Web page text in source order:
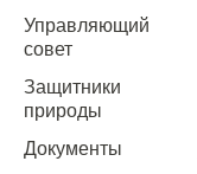
Управляющий
совет
Защитники
природы
Документы